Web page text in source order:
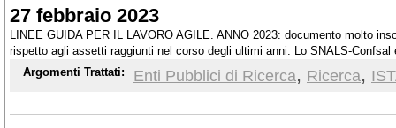
27 febbraio 2023
LINEE GUIDA PER IL LAVORO AGILE. ANNO 2023: documento molto
rispetto agli assetti raggiunti nel corso degli ultimi anni. Lo SNALS-Confsal
numerose questioni
Argomenti Trattati: Enti Pubblici di Ricerca, Ricerca,